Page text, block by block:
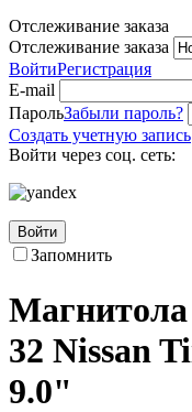
Отслеживание заказа
Отслеживание заказа
ВойтиРегистрация
E-mail
ПарольЗабыли пароль?
Создать учетную запись
Войти через соц. сеть:
Войти
Запомнить
Магнитола
32 Nissan
9.0"